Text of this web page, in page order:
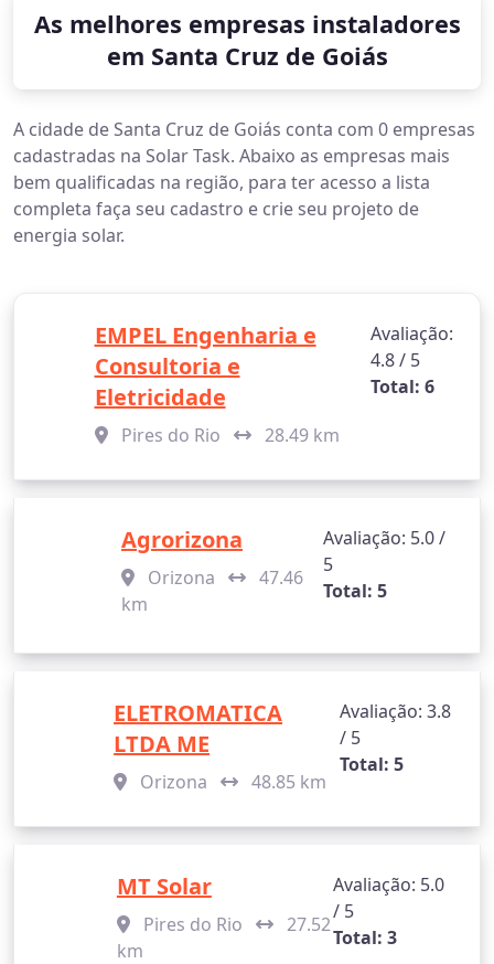
As melhores empresas instaladores
em Santa Cruz de Goiás
A cidade de Santa Cruz de Goiás conta com 0 empresas
cadastradas na Solar Task. Abaixo as empresas mais
bem qualificadas na região, para ter acesso a lista
completa faça seu cadastro e crie seu projeto de
energia solar.
EMPEL Engenharia e
Consultoria e
Eletricidade
Pires do Rio 28.49 km
Avaliação:
4.8 / 5
Total: 6
Agrorizona
Orizona
47.46
km
Avaliação: 5.0 /
5
Total: 5
ELETROMATICA
LTDA ME
Orizona 48.85 km
Avaliação: 3.8
/ 5
Total: 5
MT Solar
Pires do Rio
27.52
km
Avaliação: 5.0
/ 5
Total: 3